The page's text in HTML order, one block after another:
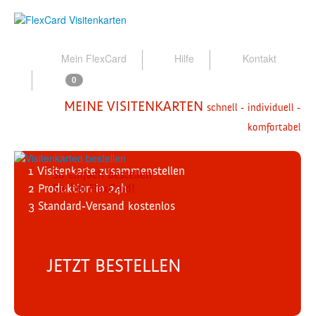
Mein FlexCard Hilfe Kontakt
0
MEINE VISITENKARTEN schnell - individuell -
komfortabel
So einfach bestellen
Sie bei FlexCard!
1 Visitenkarte zusammenstellen
2 Produktionin 24h
3 Standard-Versand kostenlos
JETZT BESTELLEN